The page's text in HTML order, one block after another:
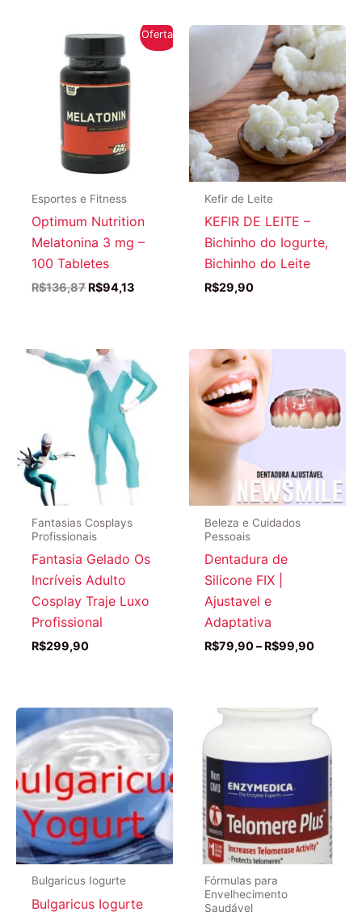
Oferta!
Esportes e Fitness
Optimum Nutrition
Melatonina 3 mg –
100 Tabletes
R$136,87 O
R$94,13O
Kefir de Leite
KEFIR DE LEITE –
Bichinho do Iogurte,
Bichinho do Leite
R$29,90
Fantasias Cosplays
Profissionais
Fantasia Gelado Os
Incríveis Adulto
Cosplay Traje Luxo
Profissional
R$299,90
Beleza e Cuidados
Pessoais
Dentadura de
Silicone FIX |
Ajustavel e
Adaptativa
R$79,90– R$99,90Faixa
Bulgaricus Iogurte
Bulgaricus Iogurte
Fórmulas para
Envelhecimento
Saudável